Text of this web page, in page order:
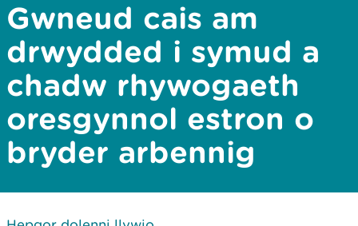
Gwneud cais am
drwydded i symud a
chadw rhywogaeth
oresgynnol estron o
bryder arbennig